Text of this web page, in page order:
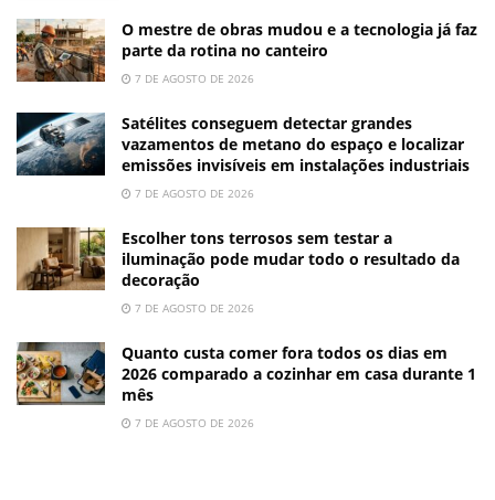
O mestre de obras mudou e a tecnologia já faz
parte da rotina no canteiro
7 DE AGOSTO DE 2026
Satélites conseguem detectar grandes
vazamentos de metano do espaço e localizar
emissões invisíveis em instalações industriais
7 DE AGOSTO DE 2026
Escolher tons terrosos sem testar a
iluminação pode mudar todo o resultado da
decoração
7 DE AGOSTO DE 2026
Quanto custa comer fora todos os dias em
2026 comparado a cozinhar em casa durante 1
mês
7 DE AGOSTO DE 2026